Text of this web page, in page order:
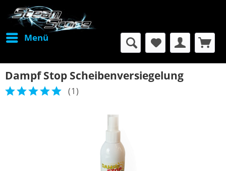
Menü
Dampf Stop Scheibenversiegelung
(1)